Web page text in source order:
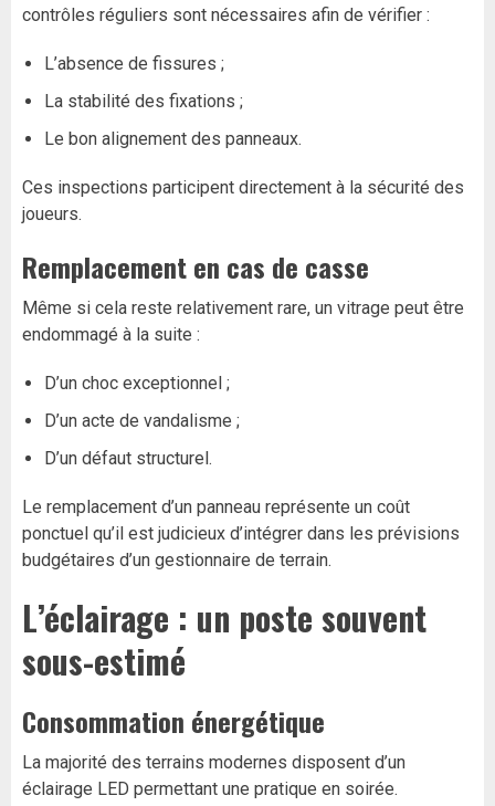
contrôles réguliers sont nécessaires afin de vérifier :
L’absence de fissures ;
La stabilité des fixations ;
Le bon alignement des panneaux.
Ces inspections participent directement à la sécurité des
joueurs.
Remplacement en cas de casse
Même si cela reste relativement rare, un vitrage peut être
endommagé à la suite :
D’un choc exceptionnel ;
D’un acte de vandalisme ;
D’un défaut structurel.
Le remplacement d’un panneau représente un coût
ponctuel qu’il est judicieux d’intégrer dans les prévisions
budgétaires d’un gestionnaire de terrain.
L’éclairage : un poste souvent
sous-estimé
Consommation énergétique
La majorité des terrains modernes disposent d’un
éclairage LED permettant une pratique en soirée.